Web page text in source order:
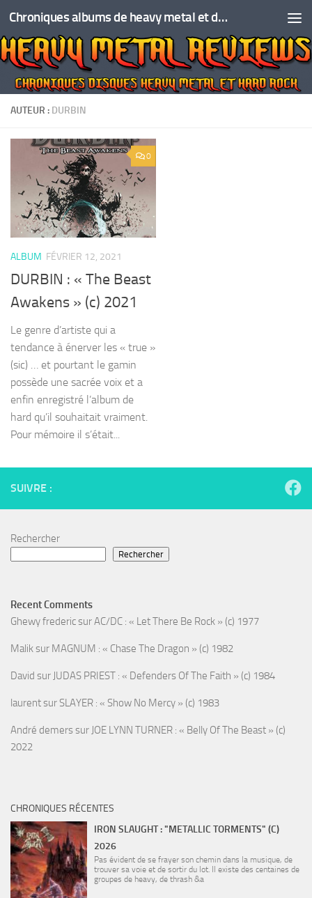
Skip to content Chroniques albums de heavy metal et de hard rock
AUTEUR : DURBIN
0
ALBUM FÉVRIER 12, 2021
DURBIN : « The Beast
Awakens » (c) 2021
Le genre d’artiste qui a
tendance à énerver les « true »
(sic) … et pourtant le gamin
possède une sacrée voix et a
enfin enregistré l’album de
hard qu’il souhaitait vraiment.
Pour mémoire il s’était...
SUIVRE :
Rechercher
Rechercher
Recent Comments
Ghewy fredericsurAC/DC : « Let There Be Rock » (c) 1977
Maliksur MAGNUM : « Chase The Dragon » (c) 1982
David sur JUDAS PRIEST : « Defenders Of The Faith » (c) 1984
laurentsur SLAYER : « Show No Mercy » (c) 1983
André demerssur JOE LYNN TURNER : « Belly Of The Beast » (c)
2022
CHRONIQUES RÉCENTES
IRON SLAUGHT : "METALLIC TORMENTS" (C)
2026
Pas évident de se frayer son chemin dans la musique, de
trouver sa voie et de sortir du lot. Il existe des centaines de
groupes de heavy, de thrash &a